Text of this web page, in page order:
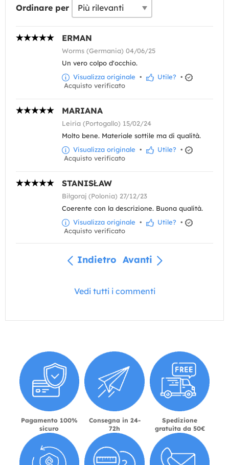
Ordinare per
ERMAN
Worms (Germania) 04/06/25
Un vero colpo d'occhio.
Visualizza originale • Utile? •
Acquisto verificato
MARIANA
Leiria (Portogallo) 15/02/24
Molto bene. Materiale sottile ma di qualità.
Visualizza originale • Utile? •
Acquisto verificato
STANISŁAW
Biłgoraj (Polonia) 27/12/23
Coerente con la descrizione. Buona qualità.
Visualizza originale • Utile? •
Acquisto verificato
Indietro Avanti
Vedi tutti i commenti
Pagamento 100%
sicuro
Consegna in 24-
72h
Spedizione
gratuita da 50€